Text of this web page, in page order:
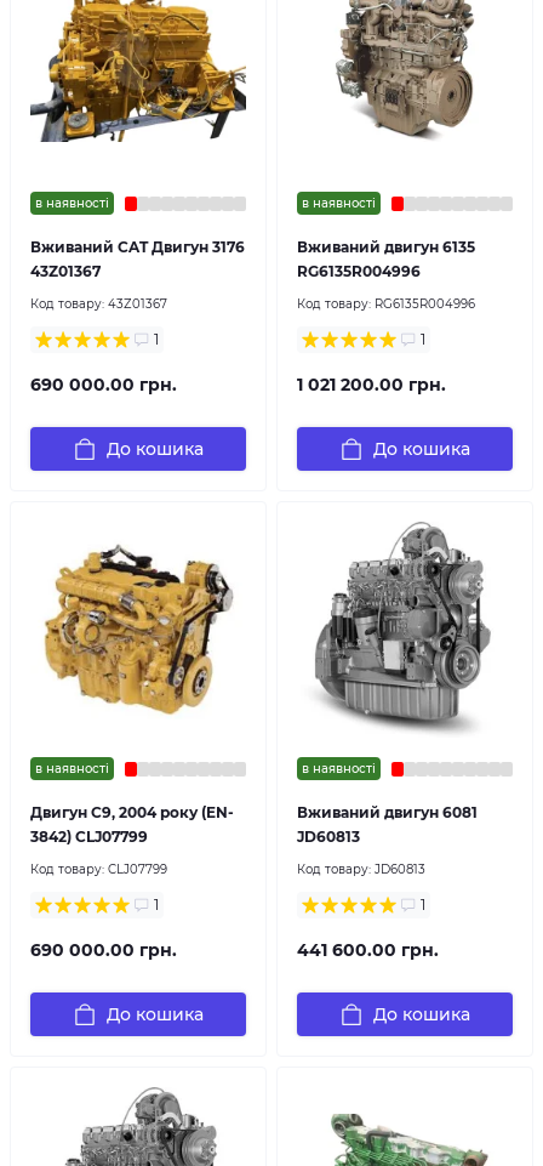
в наявності
Вживаний CAT Двигун 3176
43Z01367
Код товару: 43Z01367
1
690 000.00 грн.
До кошика
в наявності
Вживаний двигун 6135
RG6135R004996
Код товару: RG6135R004996
1
1 021 200.00 грн.
До кошика
в наявності
Двигун C9, 2004 року (EN-
3842) CLJ07799
Код товару: CLJ07799
1
690 000.00 грн.
До кошика
в наявності
Вживаний двигун 6081
JD60813
Код товару: JD60813
1
441 600.00 грн.
До кошика